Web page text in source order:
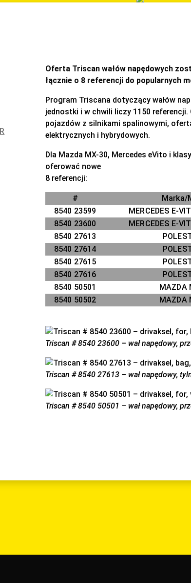
Oferta Triscan wałów napędowych
łącznie o 8 referencji do popularnych
Program Triscana dotyczący wałów
jednostki i w chwili liczy 1150
pojazdów z silnikami spalinowymi,
elektrycznych i hybrydowych.
Dla Mazda MX-30, Mercedes eVito i
oferować nowe
8 referencji:
# Marka/
8540 23599
MERCEDES E-
8540 23600
MERCEDES E-
8540 27613
8540 27614
8540 27615
8540 27616
8540 50501
MAZDA
8540 50502
MAZDA
Triscan # 8540 23600 – wał napędowy,
Triscan # 8540 27613 – wał napędowy,
Triscan # 8540 50501 – wał napędowy,